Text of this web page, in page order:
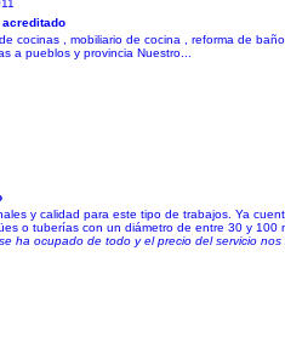
cocinas , mobiliario de cocina , reforma de
a pueblos y provincia Nuestro...
y calidad para este tipo de trabajos. Ya
o tuberías con un diámetro de entre 30 y 100
ha ocupado de todo y el precio del servicio